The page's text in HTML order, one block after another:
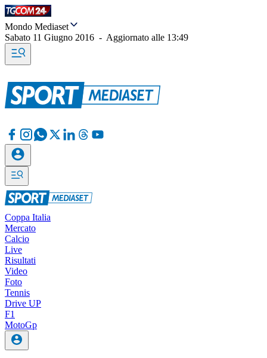
Mondo Mediaset
Sabato 11 Giugno 2016 - Aggiornato alle 13:49
Coppa Italia
Mercato
Calcio
Live
Risultati
Video
Foto
Tennis
Drive UP
F1
MotoGp